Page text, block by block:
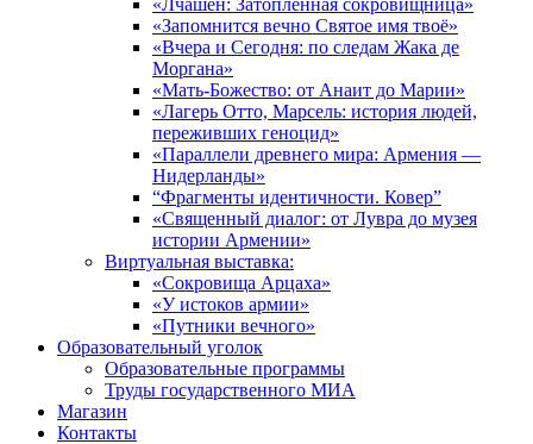
«Лчашен: Затопленная сокровищница»
«Запомнится вечно Святое имя твоё»
«Вчера и Сегодня: по следам Жака де
Моргана»
«Мать-Божество: от Анаит до Марии»
«Лагерь Отто, Марсель: история людей,
переживших геноцид»
«Параллели древнего мира: Армения —
Нидерланды»
“Фрагменты идентичности. Ковер”
«Священный диалог: от Лувра до музея
истории Армении»
Виртуальная выставка:
«Сокровища Арцаха»
«У истоков армии»
«Путники вечного»
Образовательный уголок
Образовательные программы
Труды государственного МИА
Магазин
Контакты